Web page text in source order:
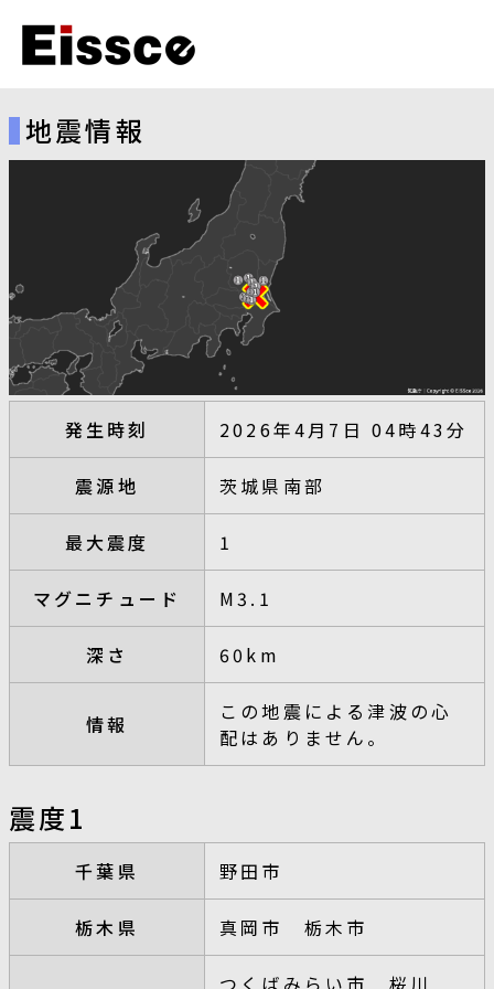
地震情報
発生時刻 2026年4月7日 04時43分
震源地 茨城県南部
最大震度 1
マグニチュード M3.1
深さ 60km
情報
この地震による津波の心
配はありません。
震度1
千葉県 野田市
栃木県 真岡市 栃木市
つくばみらい市 桜川